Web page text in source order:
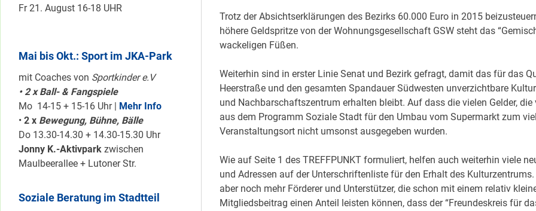
Trotz der Absichtserklärungen des Bezirks 60.000 Euro in 2015
höhere Geldspritze von der Wohnungsgesellschaft GSW steht das
wackeligen Füßen.
Weiterhin sind in erster Linie Senat und Bezirk gefragt, damit das für das
Heerstraße und den gesamten Spandauer Südwesten unverzichtbare
und Nachbarschaftszentrum erhalten bleibt. Auf dass die vielen Gelder, die
aus dem Programm Soziale Stadt für den Umbau vom Supermarkt zum
Veranstaltungsort nicht umsonst ausgegeben wurden.
Wie auf Seite 1 des TREFFPUNKT formuliert, helfen auch weiterhin viele
und Adressen auf der Unterschriftenliste für den Erhalt des
aber noch mehr Förderer und Unterstützer, die schon mit einem relativ
Mitgliedsbeitrag einen Anteil leisten können, dass der “Freundeskreis für
Fr 21. August 16-18 UHR
Mai bis Okt.: Sport im JKA-Park
mit Coaches von Sportkinder e.V
• 2 x Ball- & Fangspiele
Mo 14-15 + 15-16 Uhr |
Mehr Info
• 2 x Bewegung, Bühne, Bälle
Do 13.30-14.30 + 14.30-15.30 Uhr
Jonny K.-Aktivpark zwischen
Maulbeerallee + Lutoner Str.
Soziale Beratung im Stadtteil